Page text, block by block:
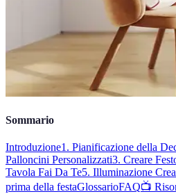
Sommario
Introduzione1. Pianificazione della
Palloncini Personalizzati3. Creare
Tavola Fai Da Te5. Illuminazione
prima della festaGlossarioFAQ📺